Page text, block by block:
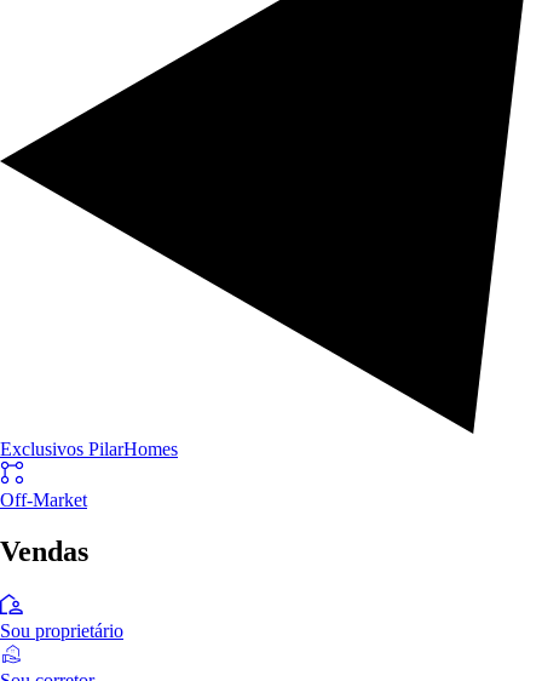
Exclusivos PilarHomes
Off-Market
Vendas
Sou proprietário